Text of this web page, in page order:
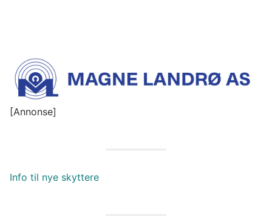
Kontaktinfo
Kjøp og salg
[Annonse]
Info til nye skyttere